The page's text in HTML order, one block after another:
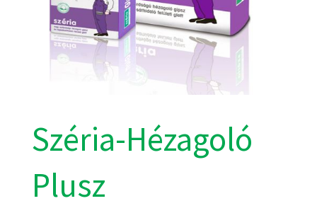
Széria-Hézagoló
Plusz